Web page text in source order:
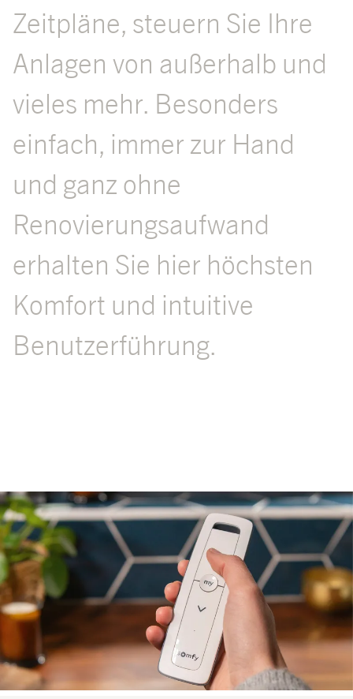
Zeitpläne, steuern Sie Ihre
Anlagen von außerhalb und
vieles mehr. Besonders
einfach, immer zur Hand
und ganz ohne
Renovierungsaufwand
erhalten Sie hier höchsten
Komfort und intuitive
Benutzerführung.